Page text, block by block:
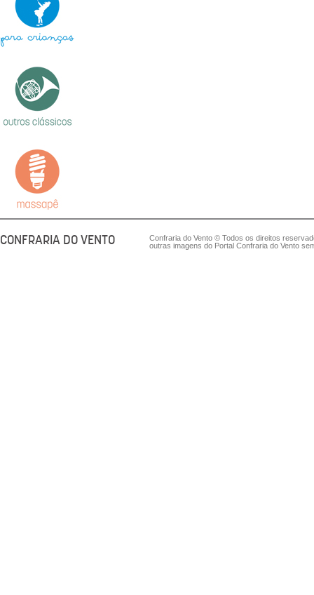
CONFRARIA DO VENTO
Confraria do Vento © Todos os direitos
outras imagens do Portal Confraria do Vento